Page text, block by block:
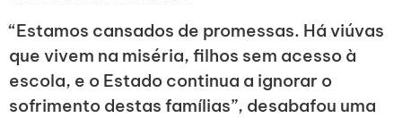
“Estamos cansados de promessas. Há viúvas
que vivem na miséria, filhos sem acesso à
escola, e o Estado continua a ignorar o
sofrimento destas famílias”, desabafou uma